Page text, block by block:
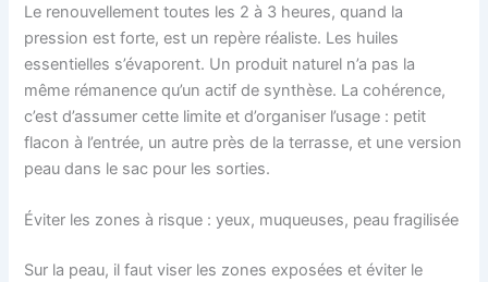
Le renouvellement toutes les 2 à 3 heures, quand la
pression est forte, est un repère réaliste. Les huiles
essentielles s’évaporent. Un produit naturel n’a pas la
même rémanence qu’un actif de synthèse. La cohérence,
c’est d’assumer cette limite et d’organiser l’usage : petit
flacon à l’entrée, un autre près de la terrasse, et une version
peau dans le sac pour les sorties.
Éviter les zones à risque : yeux, muqueuses, peau fragilisée
Sur la peau, il faut viser les zones exposées et éviter le